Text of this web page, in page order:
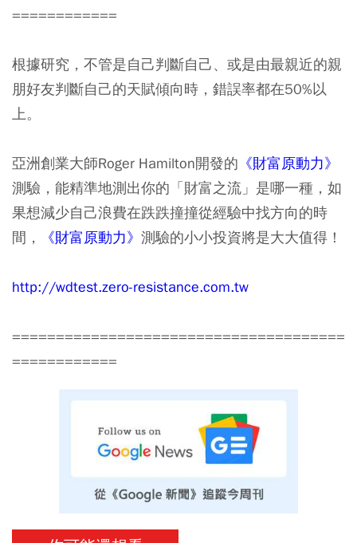
============
根據研究，不管是自己判斷自己、或是由最親近的親
朋好友判斷自己的天賦傾向時，錯誤率都在50%以
上。
亞洲創業大師Roger Hamilton開發的 《財富原動力》
測驗，能精準地測出你的「財富之流」是哪一種，如
果想減少自己浪費在跌跌撞撞從經驗中找方向的時
間，
《財富原動力》 測驗的小小投資將是大大值得！
http://wdtest.zero-resistance.com.tw
======================================
============